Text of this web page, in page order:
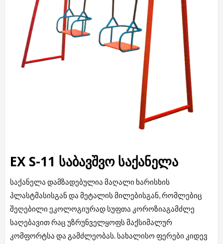
EX S-11 საბავშვო საქანელა
საქანელა დამზადებულია მაღალი ხარისხის
პლასტმასისგან და მეტალის მილებისგან, რომლებიც
შეღებილი ეკოლოგიურად სუფთა კოროზიაგამძლე
საღებავით რაც უზრუნველყოფს მაქსიმალურ
კომფორტსა და გამძლეობას. სახალისო ფერები კიდევ